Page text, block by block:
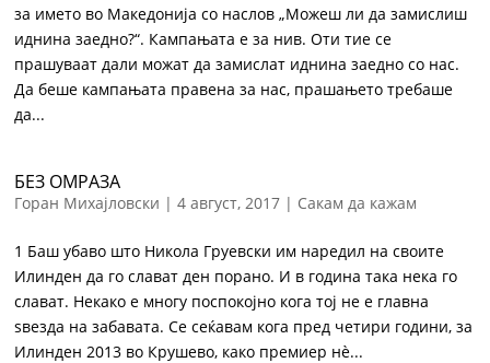
за името во Македонија со наслов „Можеш ли да замислиш
иднина заедно?“. Кампањата е за нив. Оти тие се
прашуваат дали можат да замислат иднина заедно со нас.
Да беше кампањата правена за нас, прашањето требаше
да...
БЕЗ ОМРАЗА
Горан Михајловски |4 август, 2017 | Сакам да кажам
1 Баш убаво што Никола Груевски им наредил на своите
Илинден да го слават ден порано. И в година така нека го
слават. Некако е многу поспокојно кога тој не е главна
ѕвезда на забавата. Се сеќавам кога пред четири години, за
Илинден 2013 во Крушево, како премиер нè...